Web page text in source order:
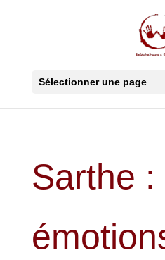
Sélectionner une page
Sarthe :